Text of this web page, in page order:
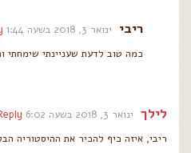
ריבי ינואר 3, 2018 בשעה 1:44 pm
כמה טוב לדעת שעניינתי שימחתי
לילך ינואר 3, 2018 בשעה 6:02 pm
ריבי, איזה כיף להכיר את ההיסטוריה